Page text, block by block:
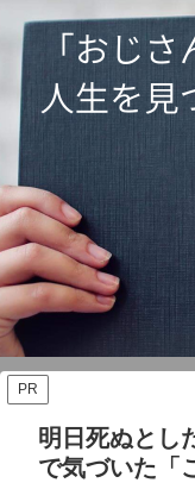
PR
明日死ぬとし
で気づいた「